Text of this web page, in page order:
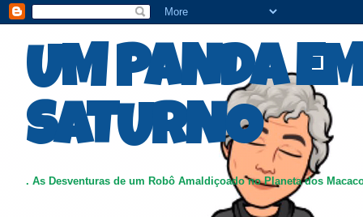
UM PANDA
SATURNO
. As Desventuras de um Robô Amaldiçoado no Planeta dos